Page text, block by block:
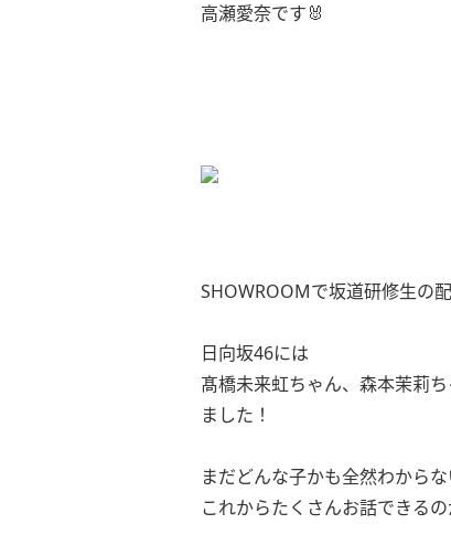
高瀬愛奈です🐰
SHOWROOMで坂道研修生の
日向坂46には
髙橋未来虹ちゃん、森本茉莉
ました！
まだどんな子かも全然わからな
これからたくさんお話できる